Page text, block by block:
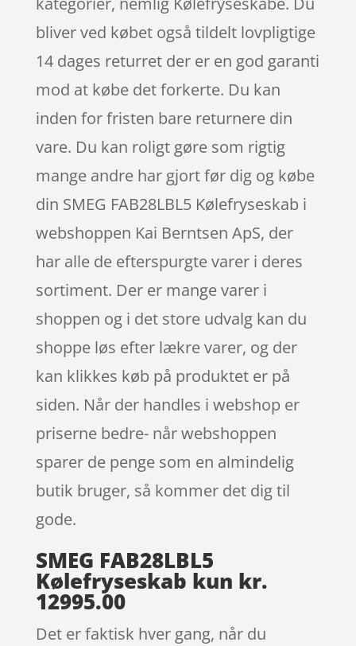
bliver ved købet også tildelt lovpligtige
14 dages returret der er en god garanti
mod at købe det forkerte. Du kan
inden for fristen bare returnere din
vare. Du kan roligt gøre som rigtig
mange andre har gjort før dig og købe
din SMEG FAB28LBL5 Kølefryseskab i
webshoppen Kai Berntsen ApS, der
har alle de efterspurgte varer i deres
sortiment. Der er mange varer i
shoppen og i det store udvalg kan du
shoppe løs efter lækre varer, og der
kan klikkes køb på produktet er på
siden. Når der handles i webshop er
priserne bedre- når webshoppen
sparer de penge som en almindelig
butik bruger, så kommer det dig til
gode.
SMEG FAB28LBL5
Kølefryseskab kun kr.
12995.00
Det er faktisk hver gang, når du